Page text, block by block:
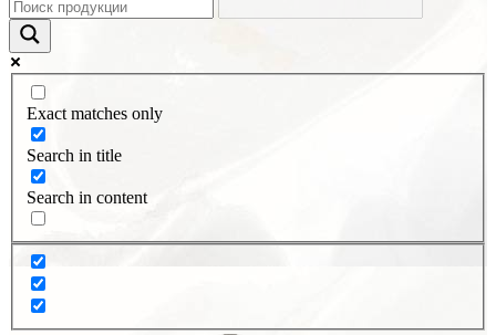
Exact matches only
Search in title
Search in content